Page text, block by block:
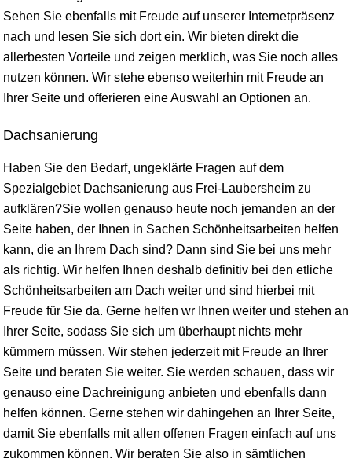
Sehen Sie ebenfalls mit Freude auf unserer Internetpräsenz
nach und lesen Sie sich dort ein. Wir bieten direkt die
allerbesten Vorteile und zeigen merklich, was Sie noch alles
nutzen können. Wir stehe ebenso weiterhin mit Freude an
Ihrer Seite und offerieren eine Auswahl an Optionen an.
Dachsanierung
Haben Sie den Bedarf, ungeklärte Fragen auf dem
Spezialgebiet Dachsanierung aus Frei-Laubersheim zu
aufklären?Sie wollen genauso heute noch jemanden an der
Seite haben, der Ihnen in Sachen Schönheitsarbeiten helfen
kann, die an Ihrem Dach sind? Dann sind Sie bei uns mehr
als richtig. Wir helfen Ihnen deshalb definitiv bei den etliche
Schönheitsarbeiten am Dach weiter und sind hierbei mit
Freude für Sie da. Gerne helfen wr Ihnen weiter und stehen an
Ihrer Seite, sodass Sie sich um überhaupt nichts mehr
kümmern müssen. Wir stehen jederzeit mit Freude an Ihrer
Seite und beraten Sie weiter. Sie werden schauen, dass wir
genauso eine Dachreinigung anbieten und ebenfalls dann
helfen können. Gerne stehen wir dahingehen an Ihrer Seite,
damit Sie ebenfalls mit allen offenen Fragen einfach auf uns
zukommen können. Wir beraten Sie also in sämtlichen